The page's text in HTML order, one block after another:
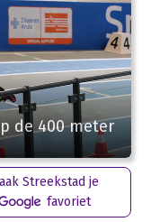
de 400 meter
Streekstad je
favoriet